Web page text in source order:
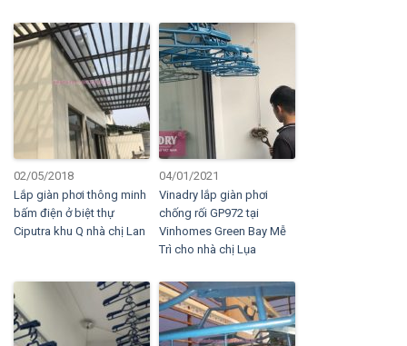
02/05/2018
Lắp giàn phơi thông minh
bấm điện ở biệt thự
Ciputra khu Q nhà chị Lan
04/01/2021
Vinadry lắp giàn phơi
chống rối GP972 tại
Vinhomes Green Bay Mễ
Trì cho nhà chị Lụa